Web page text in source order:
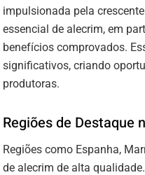
impulsionada pela
essencial de alecrim, em
benefícios comprovados.
significativos, criando
produtoras.
Regiões de Destaque
Regiões como Espanha,
de alecrim de alta